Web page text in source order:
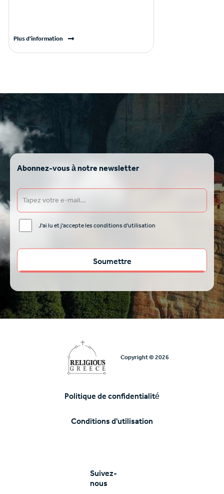
Plus d'information
Abonnez-vous à notre newsletter
J'ai lu et j'accepte les conditions d'utilisation
Copyright © 2026
Υποσέλιδο
Politique de confidentialité
Conditions d'utilisation
Suivez-
nous